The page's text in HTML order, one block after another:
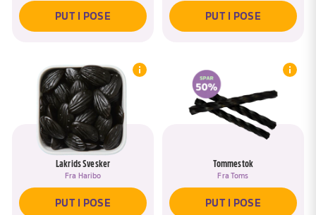
PUT I POSE PUT I POSE
Lakrids Svesker
Fra Haribo
PUT I POSE
Tommestok
Fra Toms
PUT I POSE